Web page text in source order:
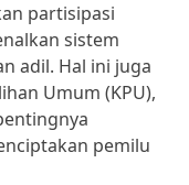
partisipasi
sistem
adil. Hal ini juga
Umum (KPU),
pemilu